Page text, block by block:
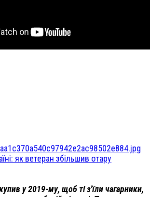
як ветеран збільшив отару
у 2019-му, щоб ті з'їли чагарники,